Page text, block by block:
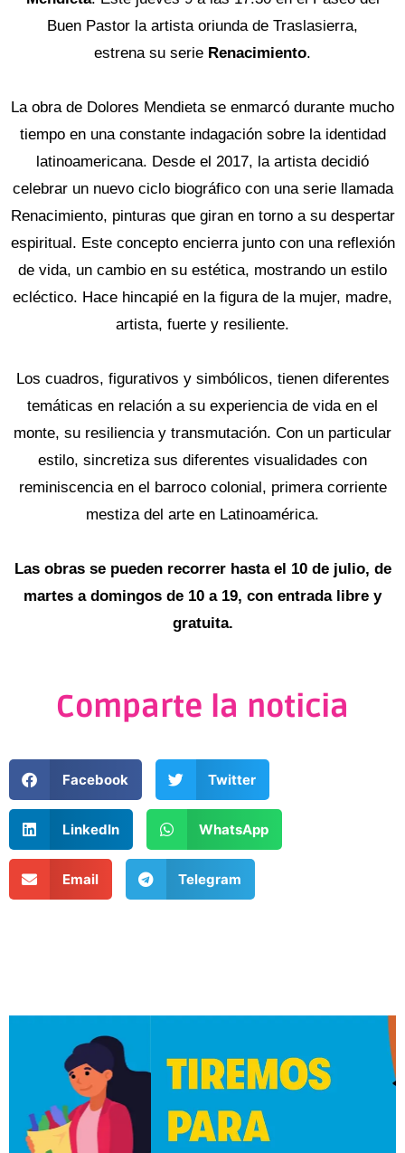
Buen Pastor la artista oriunda de Traslasierra,
estrena su serie Renacimiento.
La obra de Dolores Mendieta se enmarcó durante mucho
tiempo en una constante indagación sobre la identidad
latinoamericana. Desde el 2017, la artista decidió
celebrar un nuevo ciclo biográfico con una serie llamada
Renacimiento, pinturas que giran en torno a su despertar
espiritual. Este concepto encierra junto con una reflexión
de vida, un cambio en su estética, mostrando un estilo
ecléctico. Hace hincapié en la figura de la mujer, madre,
artista, fuerte y resiliente.
Los cuadros, figurativos y simbólicos, tienen diferentes
temáticas en relación a su experiencia de vida en el
monte, su resiliencia y transmutación. Con un particular
estilo, sincretiza sus diferentes visualidades con
reminiscencia en el barroco colonial, primera corriente
mestiza del arte en Latinoamérica.
Las obras se pueden recorrer hasta el 10 de julio, de
martes a domingos de 10 a 19, con entrada libre y
gratuita.
Comparte la noticia
Facebook Twitter
LinkedIn WhatsApp
Email Telegram